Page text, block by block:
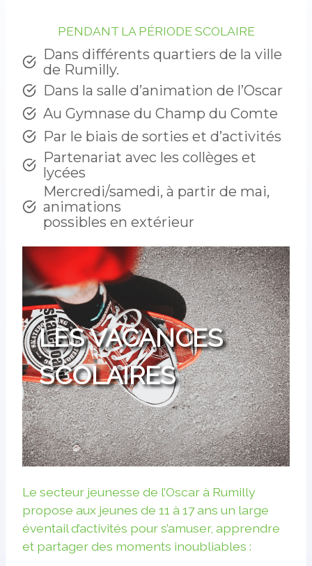
PENDANT LA PÉRIODE SCOLAIRE
Dans différents quartiers de la ville
de Rumilly.
Dans la salle d’animation de l’Oscar
Au Gymnase du Champ du Comte
Par le biais de sorties et d’activités
Partenariat avec les collèges et
lycées
Mercredi/samedi, à partir de mai,
animations
possibles en extérieur
LES VACANCES
SCOLAIRES
Le secteur jeunesse de l’Oscar à Rumilly
propose aux jeunes de 11 à 17 ans un large
éventail d’activités pour s’amuser, apprendre
et partager des moments inoubliables :